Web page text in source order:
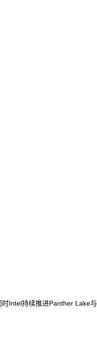
Intel持续推进Panther Lake与